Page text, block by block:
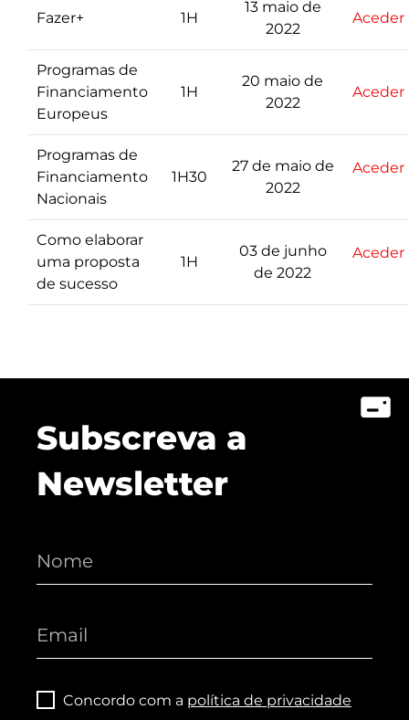
Fazer+ 1H
13 maio de
2022
Aceder
Programas de
Financiamento
Europeus
1H
20 maio de
2022
Aceder
Programas de
Financiamento
Nacionais
1H30
27 de maio de
2022
Aceder
Como elaborar
uma proposta
de sucesso
1H
03 de junho
de 2022
Aceder
Subscreva a
Newsletter
Concordo com a política de privacidade